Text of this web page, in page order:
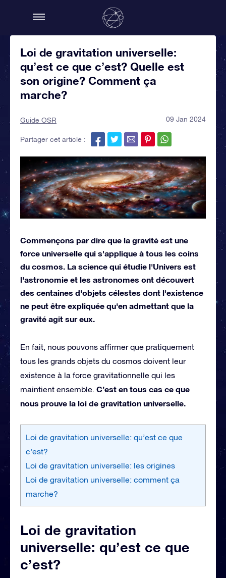
Loi de gravitation universelle:
qu’est ce que c’est? Quelle est
son origine? Comment ça
marche?
Guide OSR 09 Jan 2024
Partager cet article :
Commençons par dire que la gravité est une
force universelle qui s'applique à tous les coins
du cosmos. La science qui étudie l'Univers est
l'astronomie et les astronomes ont découvert
des centaines d'objets célestes dont l'existence
ne peut être expliquée qu'en admettant que la
gravité agit sur eux.
En fait, nous pouvons affirmer que pratiquement
tous les grands objets du cosmos doivent leur
existence à la force gravitationnelle qui les
maintient ensemble. C’est en tous cas ce que
nous prouve la loi de gravitation universelle.
Loi de gravitation universelle: qu’est ce que
c’est?
Loi de gravitation universelle: les origines
Loi de gravitation universelle: comment ça
marche?
Loi de gravitation
universelle: qu’est ce que
c’est?